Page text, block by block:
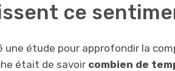
ce
une étude pour approfondir la
était de savoir combien de